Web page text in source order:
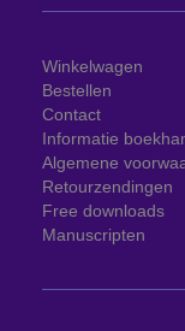
Winkelwagen
Bestellen
Contact
Informatie
Algemene
Retourzendingen
Free downloads
Manuscripten